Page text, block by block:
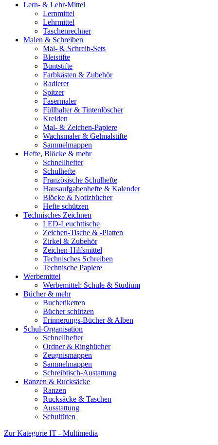
Lern- & Lehr-Mittel
Lernmittel
Lehrmittel
Taschenrechner
Malen & Schreiben
Mal- & Schreib-Sets
Bleistifte
Buntstifte
Farbkästen & Zubehör
Radierer
Spitzer
Fasermaler
Füllhalter & Tintenlöscher
Kreiden
Mal- & Zeichen-Papiere
Wachsmaler & Gelmalstifte
Sammelmappen
Hefte, Blöcke & mehr
Schnellhefter
Schulhefte
Französische Schulhefte
Hausaufgabenhefte & Kalender
Blöcke & Notizbücher
Hefte schützen
Technisches Zeichnen
LED-Leuchttische
Zeichen-Tische & -Platten
Zirkel & Zubehör
Zeichen-Hilfsmittel
Technisches Schreiben
Technische Papiere
Werbemittel
Werbemittel: Schule & Studium
Bücher & mehr
Buchetiketten
Bücher schützen
Erinnerungs-Bücher & Alben
Schul-Organisation
Schnellhefter
Ordner & Ringbücher
Zeugnismappen
Sammelmappen
Schreibtisch-Austattung
Ranzen & Rucksäcke
Ranzen
Rucksäcke & Taschen
Ausstattung
Schultüten
Zur Kategorie IT - Multimedia